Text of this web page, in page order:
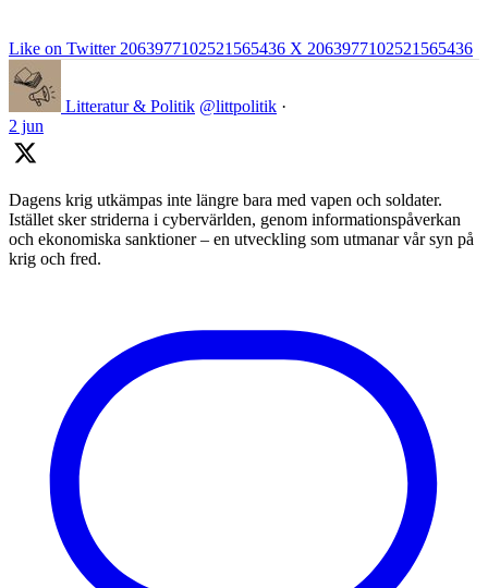
Like on Twitter 2063977102521565436 X 2063977102521565436
Litteratur & Politik @littpolitik ·
2 jun
Dagens krig utkämpas inte längre bara med vapen och soldater.
Istället sker striderna i cybervärlden, genom informationspåverkan
och ekonomiska sanktioner – en utveckling som utmanar vår syn på
krig och fred.